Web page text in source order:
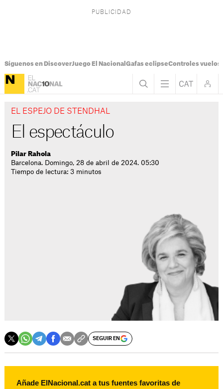
Síguenos en DiscoverJuego El Nacional Gafas eclipseControles vuelos
EL ESPEJO DE STENDHAL
El espectáculo
Pilar Rahola
Barcelona. Domingo, 28 de abril de 2024. 05:30
Tiempo de lectura: 3 minutos
SEGUIR EN
Añade ElNacional.cat a tus fuentes favoritas de